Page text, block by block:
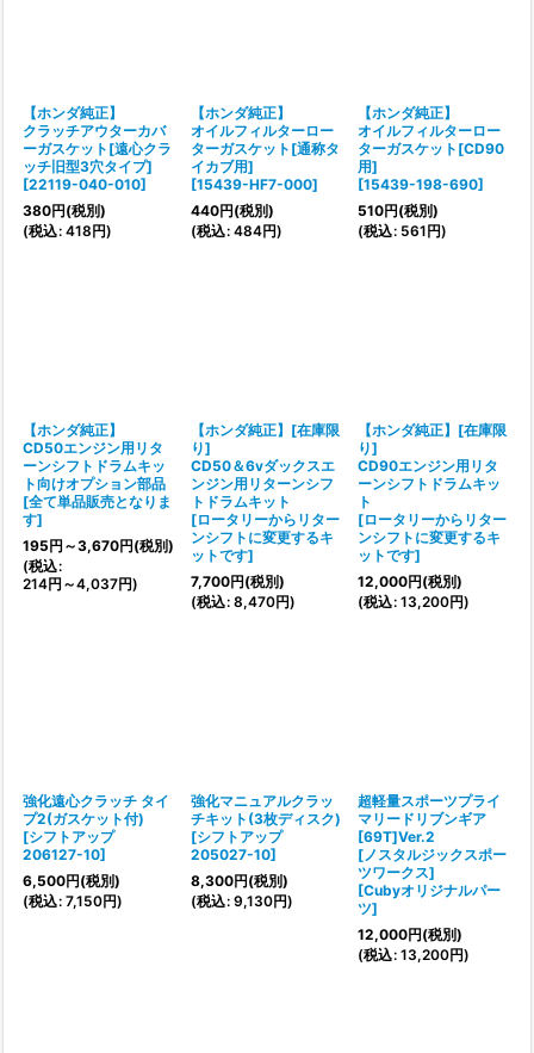
【ホンダ純正】
クラッチアウターカバ
ーガスケット[遠心クラ
ッチ旧型3穴タイプ]
[22119-040-010]
380円(税別)
(税込: 418円)
【ホンダ純正】
オイルフィルターロー
ターガスケット[通称タ
イカブ用]
[15439-HF7-000]
440円(税別)
(税込: 484円)
【ホンダ純正】
オイルフィルターロー
ターガスケット[CD90
用]
[15439-198-690]
510円(税別)
(税込: 561円)
【ホンダ純正】
CD50エンジン用リタ
ーンシフトドラムキッ
ト向けオプション部品
[全て単品販売となりま
す]
195円 ～3,670円(税別)
(税込:
214円 ～4,037円)
【ホンダ純正】[在庫限
り]
CD50＆6vダックスエ
ンジン用リターンシフ
トドラムキット
[ロータリーからリター
ンシフトに変更するキ
ットです]
7,700円(税別)
(税込: 8,470円)
【ホンダ純正】[在庫限
り]
CD90エンジン用リタ
ーンシフトドラムキッ
ト
[ロータリーからリター
ンシフトに変更するキ
ットです]
12,000円(税別)
(税込: 13,200円)
強化遠心クラッチ タイ
プ2(ガスケット付)
[シフトアップ
206127-10]
6,500円(税別)
(税込: 7,150円)
強化マニュアルクラッ
チキット(3枚ディスク)
[シフトアップ
205027-10]
8,300円(税別)
(税込: 9,130円)
超軽量スポーツプライ
マリードリブンギア
[69T]Ver.2
[ノスタルジックスポー
ツワークス]
[Cubyオリジナルパー
ツ]
12,000円(税別)
(税込: 13,200円)